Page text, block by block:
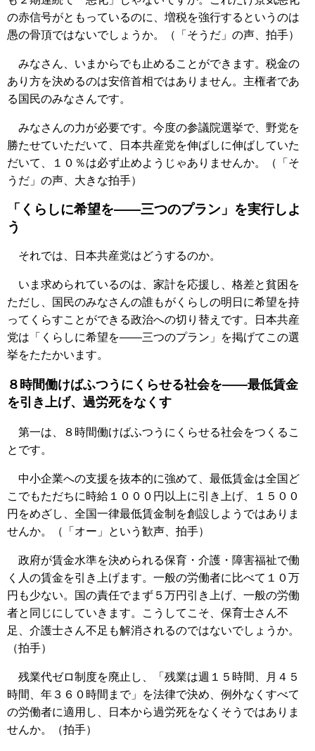
の赤信号がともっているのに、増税を強行するというのは
愚の骨頂ではないでしょうか。（「そうだ」の声、拍手）
みなさん、いまからでも止めることができます。税金の
あり方を決めるのは安倍首相ではありません。主権者であ
る国民のみなさんです。
みなさんの力が必要です。今度の参議院選挙で、野党を
勝たせていただいて、日本共産党を伸ばしに伸ばしていた
だいて、１０％は必ず止めようじゃありませんか。（「そ
うだ」の声、大きな拍手）
「くらしに希望を――三つのプラン」を実行しよ
う
それでは、日本共産党はどうするのか。
いま求められているのは、家計を応援し、格差と貧困を
ただし、国民のみなさんの誰もがくらしの明日に希望を持
ってくらすことができる政治への切り替えです。日本共産
党は「くらしに希望を――三つのプラン」を掲げてこの選
挙をたたかいます。
８時間働けばふつうにくらせる社会を――最低賃金
を引き上げ、過労死をなくす
第一は、８時間働けばふつうにくらせる社会をつくるこ
とです。
中小企業への支援を抜本的に強めて、最低賃金は全国ど
こでもただちに時給１０００円以上に引き上げ、１５００
円をめざし、全国一律最低賃金制を創設しようではありま
せんか。（「オー」という歓声、拍手）
政府が賃金水準を決められる保育・介護・障害福祉で働
く人の賃金を引き上げます。一般の労働者に比べて１０万
円も少ない。国の責任でまず５万円引き上げ、一般の労働
者と同じにしていきます。こうしてこそ、保育士さん不
足、介護士さん不足も解消されるのではないでしょうか。
（拍手）
残業代ゼロ制度を廃止し、「残業は週１５時間、月４５
時間、年３６０時間まで」を法律で決め、例外なくすべて
の労働者に適用し、日本から過労死をなくそうではありま
せんか。（拍手）